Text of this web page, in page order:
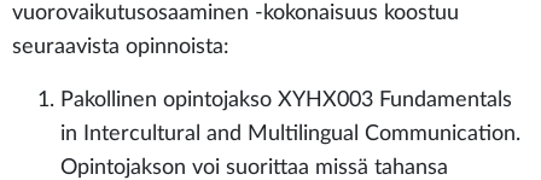
vuorovaikutusosaaminen -kokonaisuus koostuu
seuraavista opinnoista:
Pakollinen opintojakso XYHX003 Fundamentals
in Intercultural and Multilingual Communication.
Opintojakson voi suorittaa missä tahansa